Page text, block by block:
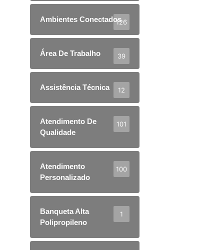
Ambientes Conectados126
Área De Trabalho 39
Assistência Técnica 12
Atendimento De
Qualidade
101
Atendimento
Personalizado
100
Banqueta Alta
Polipropileno
1